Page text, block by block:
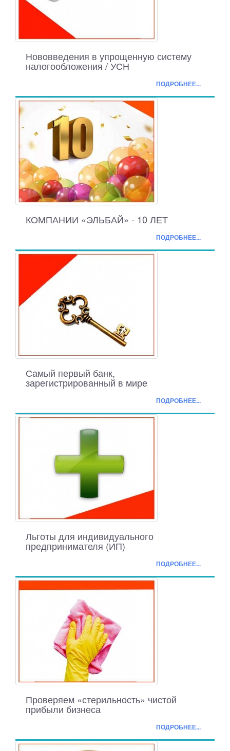
Нововведения в упрощенную систему
налогообложения / УСН
ПОДРОБНЕЕ...
КОМПАНИИ «ЭЛЬБАЙ» - 10 ЛЕТ
ПОДРОБНЕЕ...
Самый первый банк,
зарегистрированный в мире
ПОДРОБНЕЕ...
Льготы для индивидуального
предпринимателя (ИП)
ПОДРОБНЕЕ...
Проверяем «стерильность» чистой
прибыли бизнеса
ПОДРОБНЕЕ...